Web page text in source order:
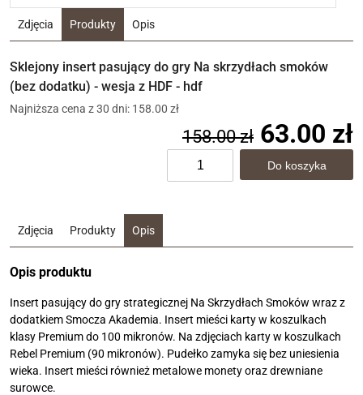
Zdjęcia Produkty Opis
Sklejony insert pasujący do gry Na skrzydłach smoków
(bez dodatku) - wesja z HDF - hdf
Najniższa cena z 30 dni: 158.00 zł
158.00 zł 63.00 zł
Zdjęcia Produkty Opis
Opis produktu
Insert pasujący do gry strategicznej Na Skrzydłach Smoków wraz z
dodatkiem Smocza Akademia. Insert mieści karty w koszulkach
klasy Premium do 100 mikronów. Na zdjęciach karty w koszulkach
Rebel Premium (90 mikronów). Pudełko zamyka się bez uniesienia
wieka. Insert mieści również metalowe monety oraz drewniane
surowce.